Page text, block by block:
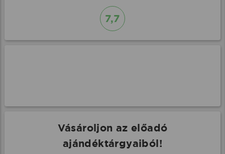
7,7
Vásároljon az előadó
ajándéktárgyaiból!